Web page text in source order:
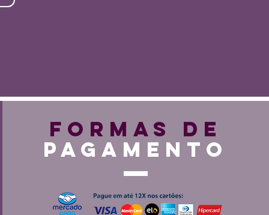
FORMAS DE
PAGAMENTO